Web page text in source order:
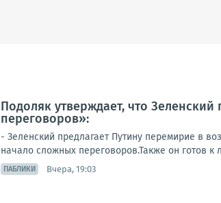
Подоляк утверждает, что
переговоров»:
- Зеленский предлагает Путину перемирие в
начало сложных переговоров.Также он готов
ПАБЛИКИ Вчера, 19:03